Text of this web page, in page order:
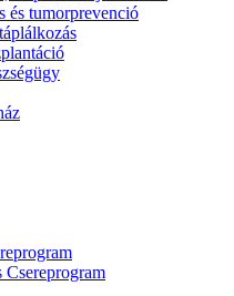
és tumorprevenció